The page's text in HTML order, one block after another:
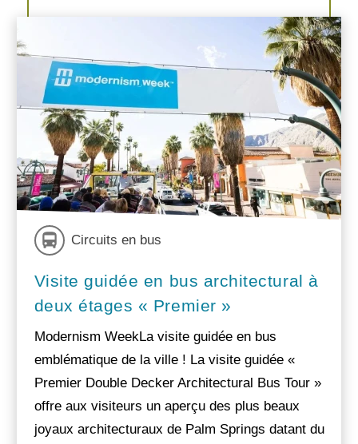
Circuits en bus
Visite guidée en bus architectural à
deux étages « Premier »
Modernism WeekLa visite guidée en bus
emblématique de la ville ! La visite guidée «
Premier Double Decker Architectural Bus Tour »
offre aux visiteurs un aperçu des plus beaux
joyaux architecturaux de Palm Springs datant du